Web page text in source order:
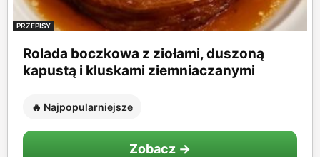
PRZEPISY
Rolada boczkowa z ziołami, duszoną
kapustą i kluskami ziemniaczanymi
🔥 Najpopularniejsze
Zobacz →